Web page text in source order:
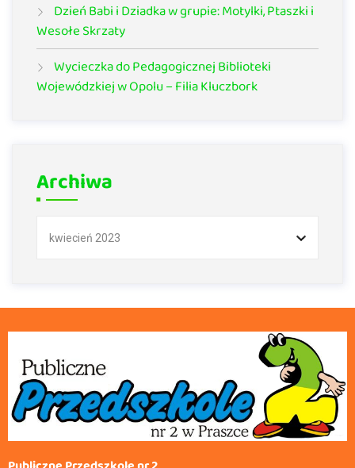
Dzień Babi i Dziadka w grupie: Motylki, Ptaszki i
Wesołe Skrzaty
Wycieczka do Pedagogicznej Biblioteki
Wojewódzkiej w Opolu – Filia Kluczbork
Archiwa